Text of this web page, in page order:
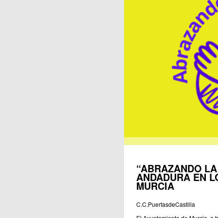
“ABRAZANDO
ANDADURA EN
MURCIA
C.C.PuertasdeCastilla